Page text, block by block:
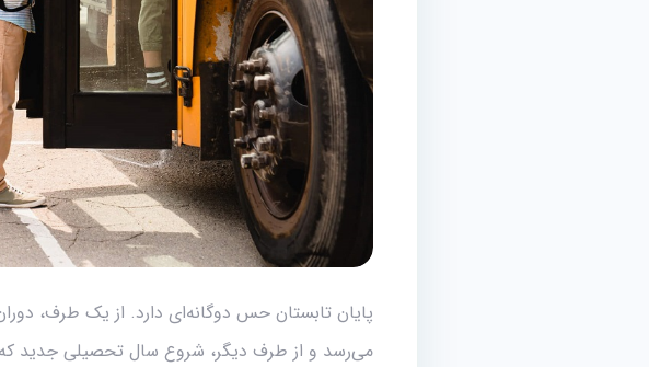
پایان تابستان حس دوگانه‌ای دارد. از یک طرف،
می‌رسد و از طرف دیگر، شروع سال تحصیلی جدید